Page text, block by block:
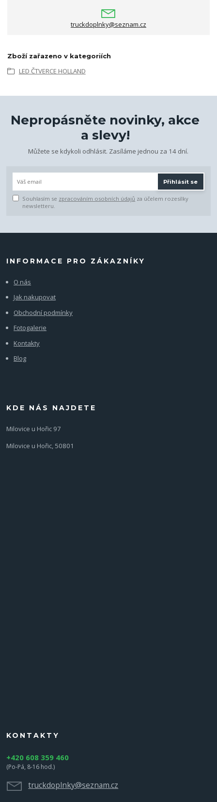
truckdoplnky@seznam.cz
Zboží zařazeno v kategoriích
LED ČTVERCE HOLLAND
Nepropásněte novinky, akce
a slevy!
Můžete se kdykoli odhlásit. Zasíláme jednou za 14 dní.
Přihlásit se
Souhlasím se zpracováním osobních údajů za účelem rozesílky
newsletteru.
INFORMACE PRO ZÁKAZNÍKY
O nás
Jak nakupovat
Obchodní podmínky
Fotogalerie
Kontakty
Blog
KDE NÁS NAJDETE
Milovice u Hořic 97
Milovice u Hořic, 50801
KONTAKTY
+420 608 359 460
(Po-Pá, 8-16 hod.)
truckdoplnky@seznam.cz